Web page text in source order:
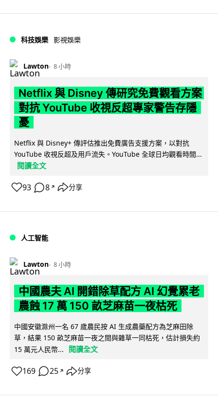
科技娛樂 影視娛樂
Lawton 8 小時
Netflix 與 Disney 傳研究免費觀看方案
對抗 YouTube 收視反超專家警告存隱
憂
Netflix 與 Disney+ 傳評估推出免費廣告支援方案，以對抗
YouTube 收視反超及用戶流失。YouTube 全球日均觀看時間...
閱讀全文
93 8 ↗ 分享
人工智能
Lawton 8 小時
中國農夫 AI 開錯除草配方 AI 幻覺累老
農蝕 17 萬 150 畝芝麻苗一夜枯死
中國安徽滁州一名 67 歲農民按 AI 生成農藥配方為芝麻田除
草，結果 150 畝芝麻苗一夜之間與雜草一同枯死，估計損失約
15 萬元人民幣...
閱讀全文
169 25 ↗ 分享